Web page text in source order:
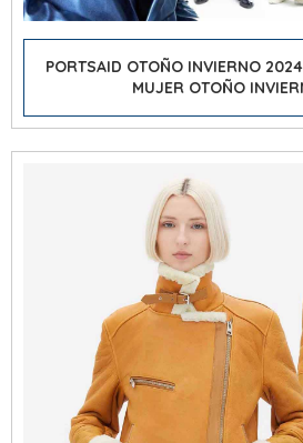
PORTSAID OTOÑO INVIERNO
MUJER OTOÑO